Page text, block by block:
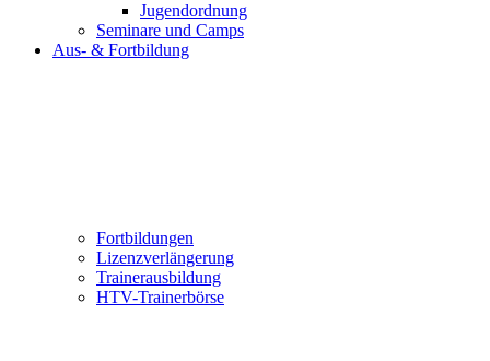
Jugendordnung
Seminare und Camps
Aus- & Fortbildung
Fortbildungen
Lizenzverlängerung
Trainerausbildung
HTV-Trainerbörse